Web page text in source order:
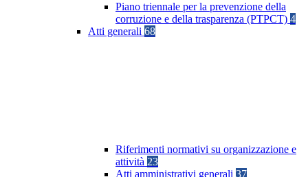
Piano triennale per la prevenzione della
corruzione e della trasparenza (PTPCT) 4
Atti generali 68
Riferimenti normativi su organizzazione e
attività 23
Atti amministrativi generali 37